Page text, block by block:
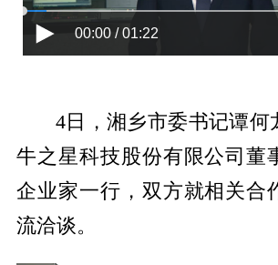
00:00 / 01:22
4日，湘乡市委书记谭何
牛之星科技股份有限公司董
企业家一行，双方就相关合
流洽谈。